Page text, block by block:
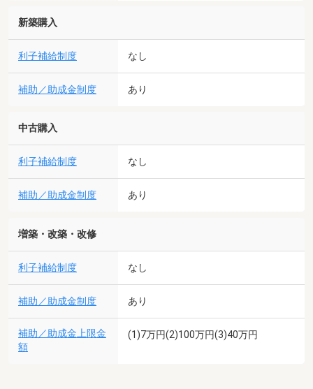
新築購入
利子補給制度 なし
補助／助成金制度 あり
中古購入
利子補給制度 なし
補助／助成金制度 あり
増築・改築・改修
利子補給制度 なし
補助／助成金制度 あり
補助／助成金上限金
額
(1)7万円(2)100万円(3)40万円